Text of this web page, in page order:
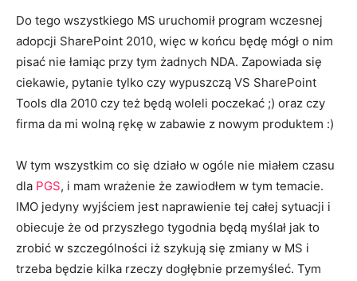
Do tego wszystkiego MS uruchomił program wczesnej
adopcji SharePoint 2010, więc w końcu będę mógł o nim
pisać nie łamiąc przy tym żadnych NDA. Zapowiada się
ciekawie, pytanie tylko czy wypuszczą VS SharePoint
Tools dla 2010 czy też będą woleli poczekać ;) oraz czy
firma da mi wolną rękę w zabawie z nowym produktem :)
W tym wszystkim co się działo w ogóle nie miałem czasu
dla PGS, i mam wrażenie że zawiodłem w tym temacie.
IMO jedyny wyjściem jest naprawienie tej całej sytuacji i
obiecuje że od przyszłego tygodnia będą myślał jak to
zrobić w szczególności iż szykują się zmiany w MS i
trzeba będzie kilka rzeczy dogłębnie przemyśleć. Tym